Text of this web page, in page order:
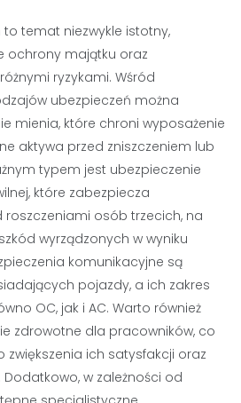
temat niezwykle istotny,
ochrony majątku oraz
ryzykami. Wśród
ubezpieczeń można
mienia, które chroni wyposażenie
aktywa przed zniszczeniem lub
typem jest ubezpieczenie
które zabezpiecza
osób trzecich, na
wyrządzonych w wyniku
komunikacyjne są
pojazdy, a ich zakres
OC, jak i AC. Warto również
zdrowotne dla pracowników, co
zwiększenia ich satysfakcji oraz
w zależności od